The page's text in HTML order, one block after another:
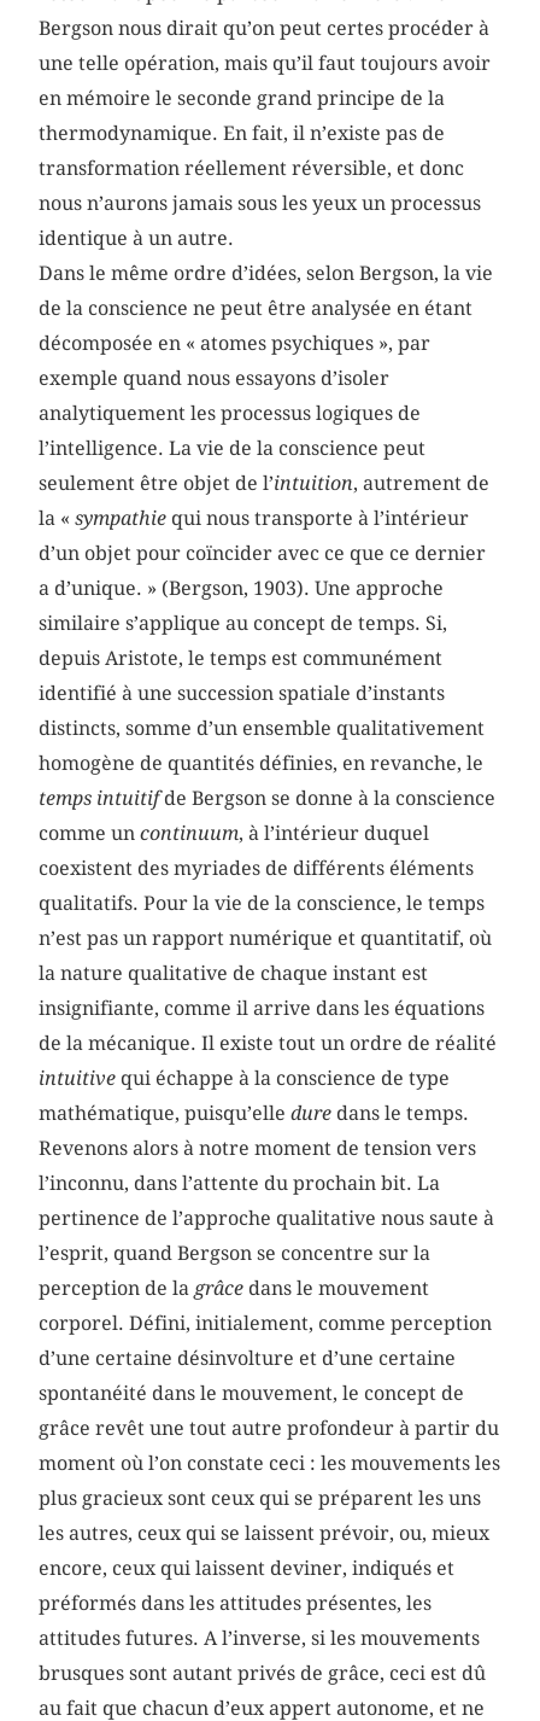
Bergson nous dirait qu’on peut certes procéder à
une telle opération, mais qu’il faut toujours avoir
en mémoire le seconde grand principe de la
thermodynamique. En fait, il n’existe pas de
transformation réellement réversible, et donc
nous n’aurons jamais sous les yeux un processus
identique à un autre.
Dans le même ordre d’idées, selon Bergson, la vie
de la conscience ne peut être analysée en étant
décomposée en « atomes psychiques », par
exemple quand nous essayons d’isoler
analytiquement les processus logiques de
l’intelligence. La vie de la conscience peut
seulement être objet de l’intuition, autrement de
la «sympathie qui nous transporte à l’intérieur
d’un objet pour coïncider avec ce que ce dernier
a d’unique. » (Bergson, 1903). Une approche
similaire s’applique au concept de temps. Si,
depuis Aristote, le temps est communément
identifié à une succession spatiale d’instants
distincts, somme d’un ensemble qualitativement
homogène de quantités définies, en revanche, le
temps intuitifde Bergson se donne à la conscience
comme uncontinuum, à l’intérieur duquel
coexistent des myriades de différents éléments
qualitatifs. Pour la vie de la conscience, le temps
n’est pas un rapport numérique et quantitatif, où
la nature qualitative de chaque instant est
insignifiante, comme il arrive dans les équations
de la mécanique. Il existe tout un ordre de réalité
intuitive qui échappe à la conscience de type
mathématique, puisqu’elledure dans le temps.
Revenons alors à notre moment de tension vers
l’inconnu, dans l’attente du prochain bit. La
pertinence de l’approche qualitative nous saute à
l’esprit, quand Bergson se concentre sur la
perception de la grâce dans le mouvement
corporel. Défini, initialement, comme perception
d’une certaine désinvolture et d’une certaine
spontanéité dans le mouvement, le concept de
grâce revêt une tout autre profondeur à partir du
moment où l’on constate ceci : les mouvements les
plus gracieux sont ceux qui se préparent les uns
les autres, ceux qui se laissent prévoir, ou, mieux
encore, ceux qui laissent deviner, indiqués et
préformés dans les attitudes présentes, les
attitudes futures. A l’inverse, si les mouvements
brusques sont autant privés de grâce, ceci est dû
au fait que chacun d’eux appert autonome, et ne